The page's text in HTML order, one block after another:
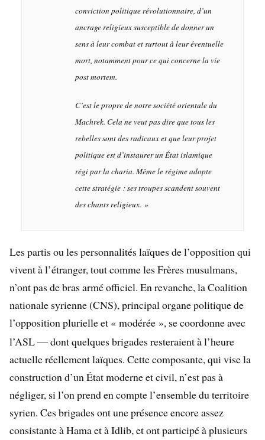
conviction politique révolutionnaire, d’un
ancrage religieux susceptible de donner un
sens à leur combat et surtout à leur éventuelle
mort, notamment pour ce qui concerne la vie
post mortem.
C’est le propre de notre société orientale du
Machrek. Cela ne veut pas dire que tous les
rebelles sont des radicaux et que leur projet
politique est d’instaurer un État islamique
régi par la charia. Même le régime adopte
cette stratégie : ses troupes scandent souvent
des chants religieux. »
Les partis ou les personnalités laïques de l’opposition qui
vivent à l’étranger, tout comme les Frères musulmans,
n’ont pas de bras armé officiel. En revanche, la Coalition
nationale syrienne (CNS), principal organe politique de
l’opposition plurielle et « modérée », se coordonne avec
l’ASL — dont quelques brigades resteraient à l’heure
actuelle réellement laïques. Cette composante, qui vise la
construction d’un État moderne et civil, n’est pas à
négliger, si l’on prend en compte l’ensemble du territoire
syrien. Ces brigades ont une présence encore assez
consistante à Hama et à Idlib, et ont participé à plusieurs